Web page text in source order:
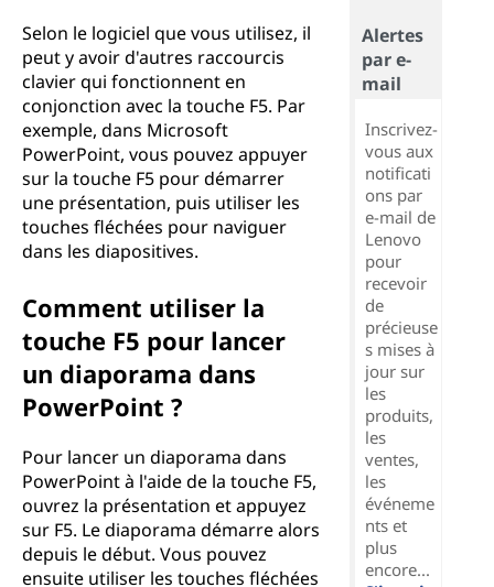
Selon le logiciel que vous utilisez, il
peut y avoir d'autres raccourcis
clavier qui fonctionnent en
conjonction avec la touche F5. Par
exemple, dans Microsoft
PowerPoint, vous pouvez appuyer
sur la touche F5 pour démarrer
une présentation, puis utiliser les
touches fléchées pour naviguer
dans les diapositives.
Comment utiliser la
touche F5 pour lancer
un diaporama dans
PowerPoint ?
Pour lancer un diaporama dans
PowerPoint à l'aide de la touche F5,
ouvrez la présentation et appuyez
sur F5. Le diaporama démarre alors
depuis le début. Vous pouvez
ensuite utiliser les touches fléchées
Alertes
par e-
mail
Inscrivez-
vous aux
notificati
ons par
e-mail de
Lenovo
pour
recevoir
de
précieuse
s mises à
jour sur
les
produits,
les
ventes,
les
événeme
nts et
plus
encore...